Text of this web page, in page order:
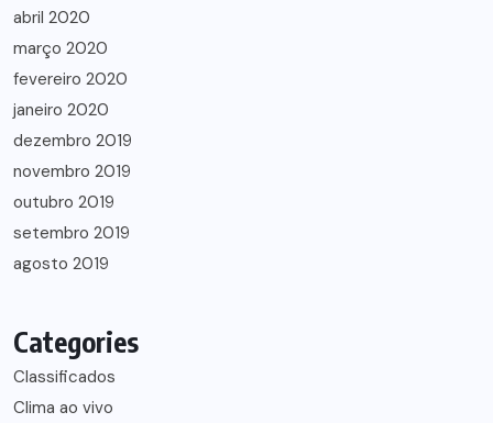
abril 2020
março 2020
fevereiro 2020
janeiro 2020
dezembro 2019
novembro 2019
outubro 2019
setembro 2019
agosto 2019
Categories
Classificados
Clima ao vivo